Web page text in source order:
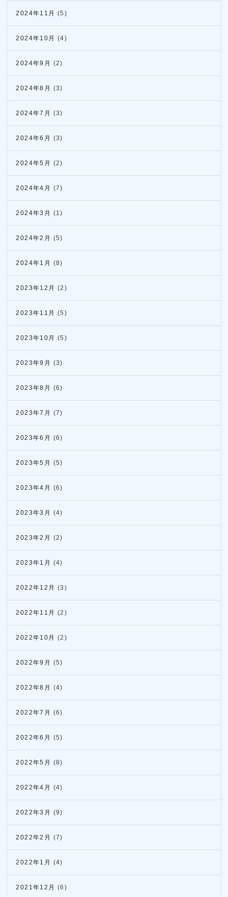
2024年11月 (5)
2024年10月 (4)
2024年9月 (2)
2024年8月 (3)
2024年7月 (3)
2024年6月 (3)
2024年5月 (2)
2024年4月 (7)
2024年3月 (1)
2024年2月 (5)
2024年1月 (8)
2023年12月 (2)
2023年11月 (5)
2023年10月 (5)
2023年9月 (3)
2023年8月 (6)
2023年7月 (7)
2023年6月 (6)
2023年5月 (5)
2023年4月 (6)
2023年3月 (4)
2023年2月 (2)
2023年1月 (4)
2022年12月 (3)
2022年11月 (2)
2022年10月 (2)
2022年9月 (5)
2022年8月 (4)
2022年7月 (6)
2022年6月 (5)
2022年5月 (8)
2022年4月 (4)
2022年3月 (9)
2022年2月 (7)
2022年1月 (4)
2021年12月 (6)